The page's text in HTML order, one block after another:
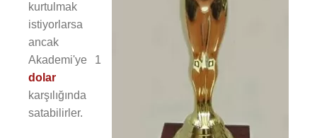
kurtulmak
istiyorlarsa
ancak
Akademi'ye 1
dolar
karşılığında
satabilirler.